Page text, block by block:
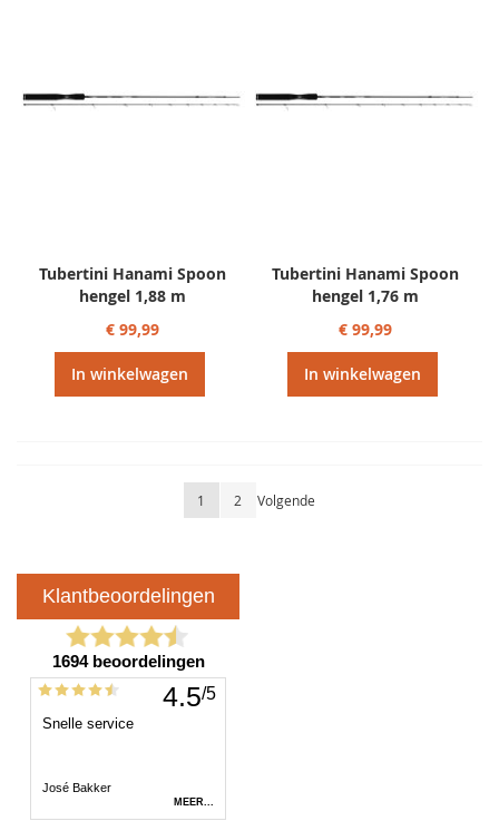
Tubertini Hanami Spoon
hengel 1,88 m
€ 99,99
In winkelwagen
Tubertini Hanami Spoon
hengel 1,76 m
€ 99,99
In winkelwagen
Pagina
U lees momenteel pagina
1 Pagina
2 Pagina
Volgende